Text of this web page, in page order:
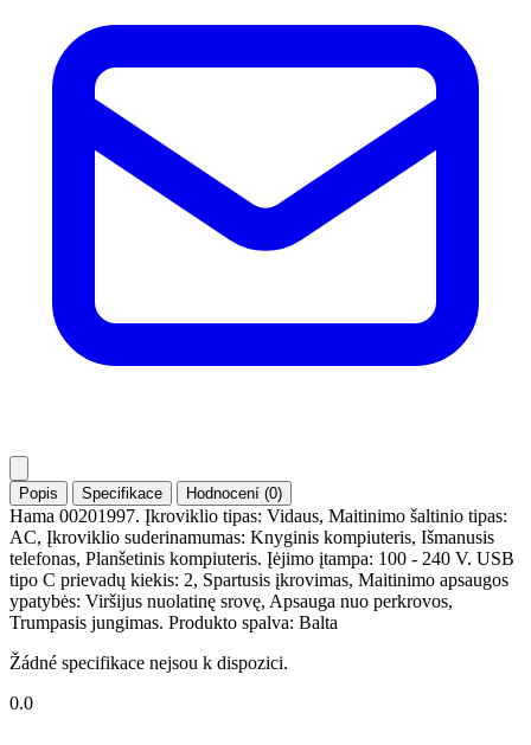
Popis Specifikace Hodnocení (0)
Hama 00201997. Įkroviklio tipas: Vidaus, Maitinimo šaltinio tipas:
AC, Įkroviklio suderinamumas: Knyginis kompiuteris, Išmanusis
telefonas, Planšetinis kompiuteris. Įėjimo įtampa: 100 - 240 V. USB
tipo C prievadų kiekis: 2, Spartusis įkrovimas, Maitinimo apsaugos
ypatybės: Viršijus nuolatinę srovę, Apsauga nuo perkrovos,
Trumpasis jungimas. Produkto spalva: Balta
Žádné specifikace nejsou k dispozici.
0.0